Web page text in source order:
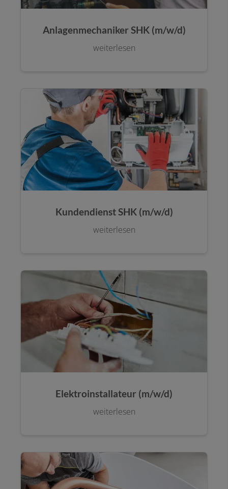
Anlagenmechaniker SHK (m/w/d)
weiterlesen
Kundendienst SHK (m/w/d)
weiterlesen
Elektroinstallateur (m/w/d)
weiterlesen